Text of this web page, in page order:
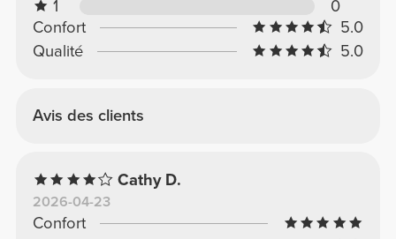
1
0
Confort
5.0
Qualité
5.0
Avis des clients
Cathy D.
2026-04-23
Confort